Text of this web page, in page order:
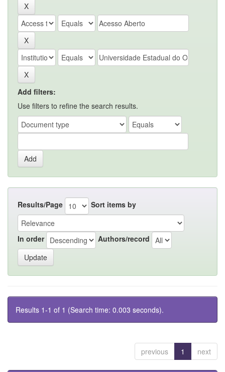
Add filters:
Use filters to refine the search results.
Results/Page Sort items by
In order Authors/record
Results 1-1 of 1 (Search time: 0.003 seconds).
previous 1 next